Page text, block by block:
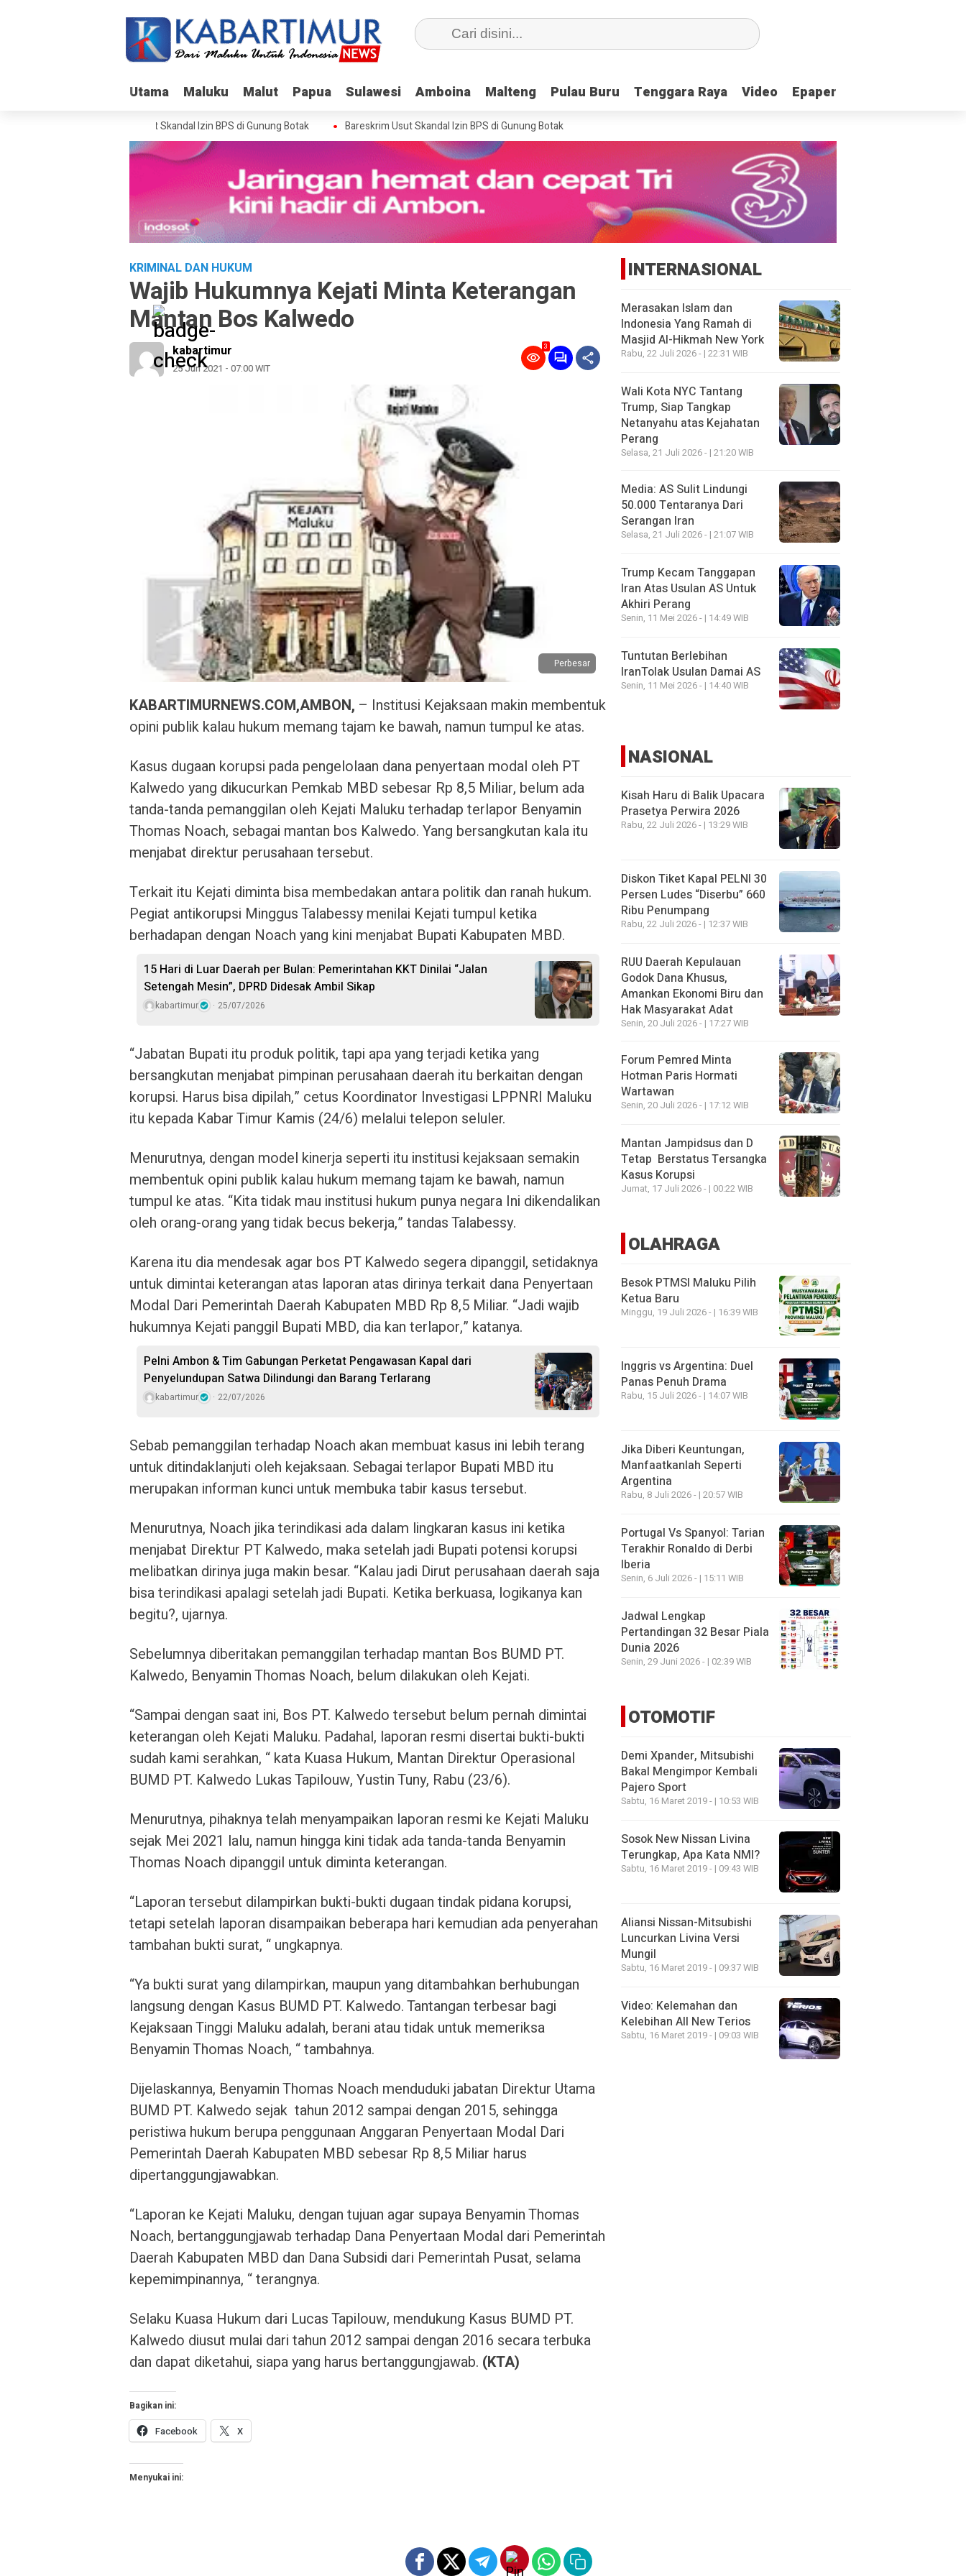
Utama Maluku Malut Papua Sulawesi Amboina Malteng Pulau Buru Tenggara Raya Video Epaper
Utama Maluku Malut Papua Sulawesi Amboina Malteng Pulau Buru Tenggara Raya Video Epaper
Bareskrim Usut Skandal Izin BPS di Gunung Botak Bareskrim Usut Skandal Izin BPS di Gunung Botak
KRIMINAL DAN HUKUM
Wajib Hukumnya Kejati Minta Keterangan
Mantan Bos Kalwedo
kabartimur
25 Jun 2021 - 07:00 WIT
3
Perbesar
KABARTIMURNEWS.COM,AMBON, – Institusi Kejaksaan makin membentuk
opini publik kalau hukum memang tajam ke bawah, namun tumpul ke atas.
Kasus dugaan korupsi pada pengelolaan dana penyertaan modal oleh PT
Kalwedo yang dikucurkan Pemkab MBD sebesar Rp 8,5 Miliar, belum ada
tanda-tanda pemanggilan oleh Kejati Maluku terhadap terlapor Benyamin
Thomas Noach, sebagai mantan bos Kalwedo. Yang bersangkutan kala itu
menjabat direktur perusahaan tersebut.
Terkait itu Kejati diminta bisa membedakan antara politik dan ranah hukum.
Pegiat antikorupsi Minggus Talabessy menilai Kejati tumpul ketika
berhadapan dengan Noach yang kini menjabat Bupati Kabupaten MBD.
15 Hari di Luar Daerah per Bulan: Pemerintahan KKT Dinilai “Jalan
Setengah Mesin”, DPRD Didesak Ambil Sikap
kabartimur 25/07/2026
“Jabatan Bupati itu produk politik, tapi apa yang terjadi ketika yang
bersangkutan menjabat pimpinan perusahaan daerah itu berkaitan dengan
korupsi. Harus bisa dipilah,” cetus Koordinator Investigasi LPPNRI Maluku
itu kepada Kabar Timur Kamis (24/6) melalui telepon seluler.
Menurutnya, dengan model kinerja seperti itu institusi kejaksaan semakin
membentuk opini publik kalau hukum memang tajam ke bawah, namun
tumpul ke atas. “Kita tidak mau institusi hukum punya negara Ini dikendalikan
oleh orang-orang yang tidak becus bekerja,” tandas Talabessy.
Karena itu dia mendesak agar bos PT Kalwedo segera dipanggil, setidaknya
untuk dimintai keterangan atas laporan atas dirinya terkait dana Penyertaan
Modal Dari Pemerintah Daerah Kabupaten MBD Rp 8,5 Miliar. “Jadi wajib
hukumnya Kejati panggil Bupati MBD, dia kan terlapor,” katanya.
Pelni Ambon & Tim Gabungan Perketat Pengawasan Kapal dari
Penyelundupan Satwa Dilindungi dan Barang Terlarang
kabartimur 22/07/2026
Sebab pemanggilan terhadap Noach akan membuat kasus ini lebih terang
untuk ditindaklanjuti oleh kejaksaan. Sebagai terlapor Bupati MBD itu
merupakan informan kunci untuk membuka tabir kasus tersebut.
Menurutnya, Noach jika terindikasi ada dalam lingkaran kasus ini ketika
menjabat Direktur PT Kalwedo, maka setelah jadi Bupati potensi korupsi
melibatkan dirinya juga makin besar. “Kalau jadi Dirut perusahaan daerah saja
bisa terindikasi apalagi setelah jadi Bupati. Ketika berkuasa, logikanya kan
begitu?, ujarnya.
Sebelumnya diberitakan pemanggilan terhadap mantan Bos BUMD PT.
Kalwedo, Benyamin Thomas Noach, belum dilakukan oleh Kejati.
“Sampai dengan saat ini, Bos PT. Kalwedo tersebut belum pernah dimintai
keterangan oleh Kejati Maluku. Padahal, laporan resmi disertai bukti-bukti
sudah kami serahkan, “ kata Kuasa Hukum, Mantan Direktur Operasional
BUMD PT. Kalwedo Lukas Tapilouw, Yustin Tuny, Rabu (23/6).
Menurutnya, pihaknya telah menyampaikan laporan resmi ke Kejati Maluku
sejak Mei 2021 lalu, namun hingga kini tidak ada tanda-tanda Benyamin
Thomas Noach dipanggil untuk diminta keterangan.
“Laporan tersebut dilampirkan bukti-bukti dugaan tindak pidana korupsi,
tetapi setelah laporan disampaikan beberapa hari kemudian ada penyerahan
tambahan bukti surat, “ ungkapnya.
“Ya bukti surat yang dilampirkan, maupun yang ditambahkan berhubungan
langsung dengan Kasus BUMD PT. Kalwedo. Tantangan terbesar bagi
Kejaksaan Tinggi Maluku adalah, berani atau tidak untuk memeriksa
Benyamin Thomas Noach, “ tambahnya.
Dijelaskannya, Benyamin Thomas Noach menduduki jabatan Direktur Utama
BUMD PT. Kalwedo sejak tahun 2012 sampai dengan 2015, sehingga
peristiwa hukum berupa penggunaan Anggaran Penyertaan Modal Dari
Pemerintah Daerah Kabupaten MBD sebesar Rp 8,5 Miliar harus
dipertanggungjawabkan.
“Laporan ke Kejati Maluku, dengan tujuan agar supaya Benyamin Thomas
Noach, bertanggungjawab terhadap Dana Penyertaan Modal dari Pemerintah
Daerah Kabupaten MBD dan Dana Subsidi dari Pemerintah Pusat, selama
kepemimpinannya, “ terangnya.
Selaku Kuasa Hukum dari Lucas Tapilouw, mendukung Kasus BUMD PT.
Kalwedo diusut mulai dari tahun 2012 sampai dengan 2016 secara terbuka
dan dapat diketahui, siapa yang harus bertanggungjawab. (KTA)
Bagikan ini:
Facebook X
Menyukai ini:
INTERNASIONAL
Merasakan Islam dan
Indonesia Yang Ramah di
Masjid Al-Hikmah New York
Rabu, 22 Juli 2026 - | 22:31 WIB
Wali Kota NYC Tantang
Trump, Siap Tangkap
Netanyahu atas Kejahatan
Perang
Selasa, 21 Juli 2026 - | 21:20 WIB
Media: AS Sulit Lindungi
50.000 Tentaranya Dari
Serangan Iran
Selasa, 21 Juli 2026 - | 21:07 WIB
Trump Kecam Tanggapan
Iran Atas Usulan AS Untuk
Akhiri Perang
Senin, 11 Mei 2026 - | 14:49 WIB
Tuntutan Berlebihan
IranTolak Usulan Damai AS
Senin, 11 Mei 2026 - | 14:40 WIB
NASIONAL
Kisah Haru di Balik Upacara
Prasetya Perwira 2026
Rabu, 22 Juli 2026 - | 13:29 WIB
Diskon Tiket Kapal PELNI 30
Persen Ludes “Diserbu” 660
Ribu Penumpang
Rabu, 22 Juli 2026 - | 12:37 WIB
RUU Daerah Kepulauan
Godok Dana Khusus,
Amankan Ekonomi Biru dan
Hak Masyarakat Adat
Senin, 20 Juli 2026 - | 17:27 WIB
Forum Pemred Minta
Hotman Paris Hormati
Wartawan
Senin, 20 Juli 2026 - | 17:12 WIB
Mantan Jampidsus dan D
Tetap Berstatus Tersangka
Kasus Korupsi
Jumat, 17 Juli 2026 - | 00:22 WIB
OLAHRAGA
Besok PTMSI Maluku Pilih
Ketua Baru
Minggu, 19 Juli 2026 - | 16:39 WIB
Inggris vs Argentina: Duel
Panas Penuh Drama
Rabu, 15 Juli 2026 - | 14:07 WIB
Jika Diberi Keuntungan,
Manfaatkanlah Seperti
Argentina
Rabu, 8 Juli 2026 - | 20:57 WIB
Portugal Vs Spanyol: Tarian
Terakhir Ronaldo di Derbi
Iberia
Senin, 6 Juli 2026 - | 15:11 WIB
Jadwal Lengkap
Pertandingan 32 Besar Piala
Dunia 2026
Senin, 29 Juni 2026 - | 02:39 WIB
OTOMOTIF
Demi Xpander, Mitsubishi
Bakal Mengimpor Kembali
Pajero Sport
Sabtu, 16 Maret 2019 - | 10:53 WIB
Sosok New Nissan Livina
Terungkap, Apa Kata NMI?
Sabtu, 16 Maret 2019 - | 09:43 WIB
Aliansi Nissan-Mitsubishi
Luncurkan Livina Versi
Mungil
Sabtu, 16 Maret 2019 - | 09:37 WIB
Video: Kelemahan dan
Kelebihan All New Terios
Sabtu, 16 Maret 2019 - | 09:03 WIB